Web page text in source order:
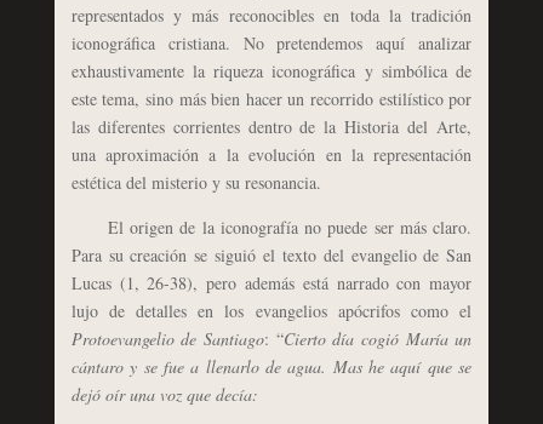
representados y más reconocibles en toda la tradición
iconográfica cristiana. No pretendemos aquí analizar
exhaustivamente la riqueza iconográfica y simbólica de
este tema, sino más bien hacer un recorrido estilístico por
las diferentes corrientes dentro de la Historia del Arte,
una aproximación a la evolución en la representación
estética del misterio y su resonancia.
El origen de la iconografía no puede ser más claro.
Para su creación se siguió el texto del evangelio de San
Lucas (1, 26-38), pero además está narrado con mayor
lujo de detalles en los evangelios apócrifos como el
Protoevangelio de Santiago: “Cierto día cogió María un
cántaro y se fue a llenarlo de agua. Mas he aquí que se
dejó oír una voz que decía: